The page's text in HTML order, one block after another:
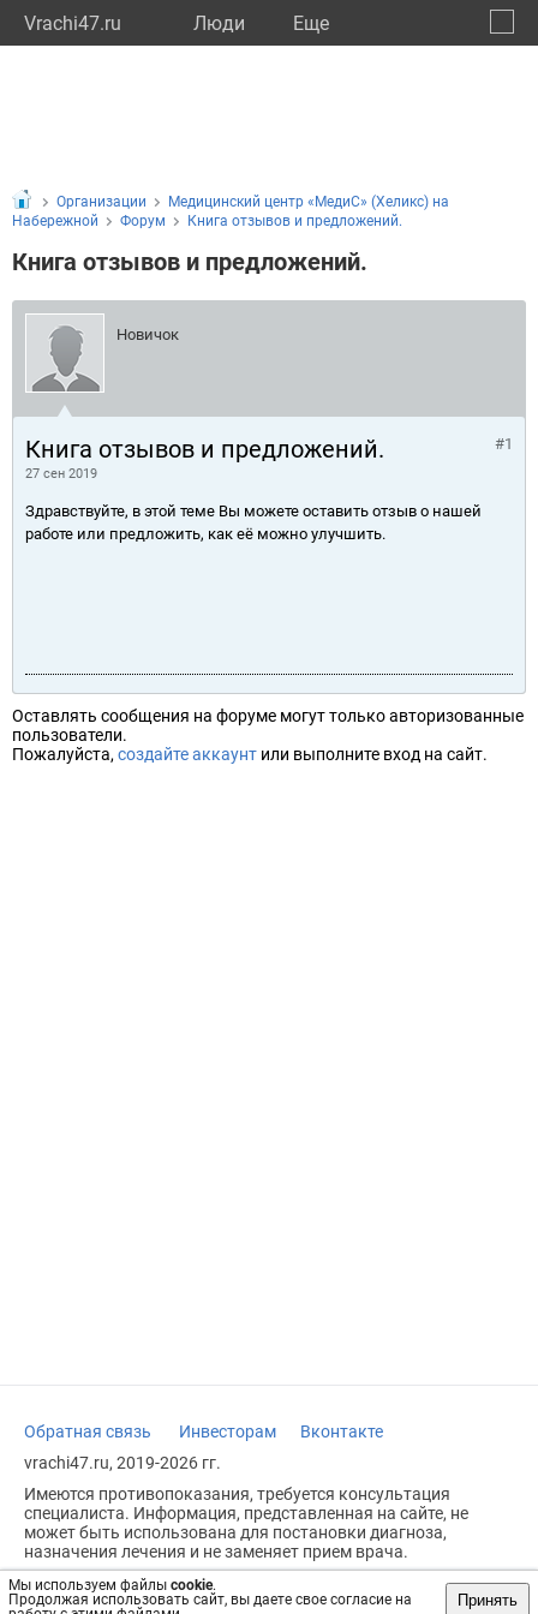
Vrachi47.ru Люди Eще
Мы используем файлы cookie.
Продолжая использовать сайт, вы даете свое согласие на
Принять
Организации
Медицинский центр «МедиС» (Хеликс) на
Набережной
Форум Книга отзывов и предложений.
Книга отзывов и предложений.
Новичок
Книга отзывов и предложений.
27 сен 2019
#1
Здравствуйте, в этой теме Вы можете оставить отзыв о нашей
работе или предложить, как её можно улучшить.
Оставлять сообщения на форуме могут только авторизованные
пользователи.
Пожалуйста, создайте аккаунт или выполните вход на сайт.
Обратная связь Инвесторам
Вконтакте
vrachi47.ru, 2019-2026 гг.
Имеются противопоказания, требуется консультация
специалиста. Информация, представленная на сайте, не
может быть использована для постановки диагноза,
назначения лечения и не заменяет прием врача.
Возрастное ограничение: 18+